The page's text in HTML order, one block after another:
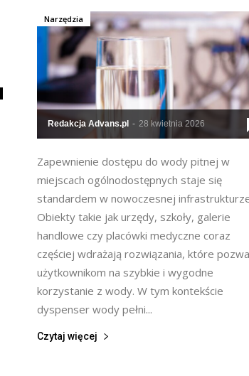
Redakcja Advans.pl - 28 kwietnia 2026
Narzędzia
Zapewnienie dostępu do wody pitnej w
miejscach ogólnodostępnych staje się
standardem w nowoczesnej
Obiekty takie jak urzędy, szkoły, galerie
handlowe czy placówki medyczne coraz
częściej wdrażają rozwiązania, które
użytkownikom na szybkie i wygodne
korzystanie z wody. W tym kontekście
dyspenser wody pełni...
Czytaj więcej